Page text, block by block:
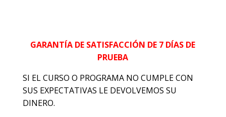
GARANTÍA DE SATISFACCIÓN DE 7 DÍAS DE
PRUEBA
SI EL CURSO O PROGRAMA NO CUMPLE CON
SUS EXPECTATIVAS LE DEVOLVEMOS SU
DINERO.